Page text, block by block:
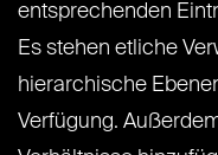
entsprechenden
Es stehen etliche
hierarchische
Verfügung.